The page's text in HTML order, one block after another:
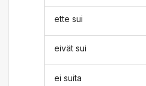
ette sui
eivät sui
ei suita